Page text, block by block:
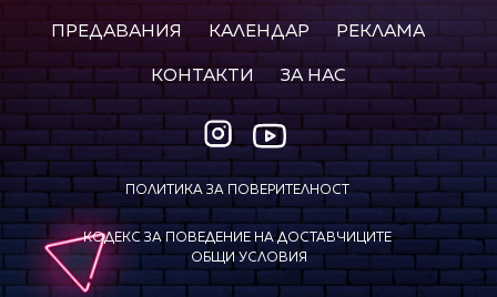
ПРЕДАВАНИЯ КАЛЕНДАР РЕКЛАМА
КОНТАКТИ ЗА НАС
ПОЛИТИКА ЗА ПОВЕРИТЕЛНОСТ
КОДЕКС ЗА ПОВЕДЕНИЕ НА ДОСТАВЧИЦИТЕ
ОБЩИ УСЛОВИЯ